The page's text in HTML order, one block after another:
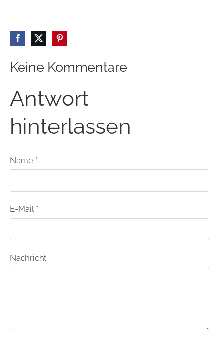
Keine Kommentare
Antwort
hinterlassen
Name *
E-Mail *
Nachricht